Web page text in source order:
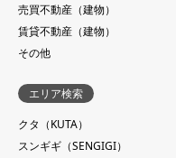
売買不動産（建物）
賃貸不動産（建物）
その他
エリア検索
クタ（KUTA）
スンギギ（SENGIGI）